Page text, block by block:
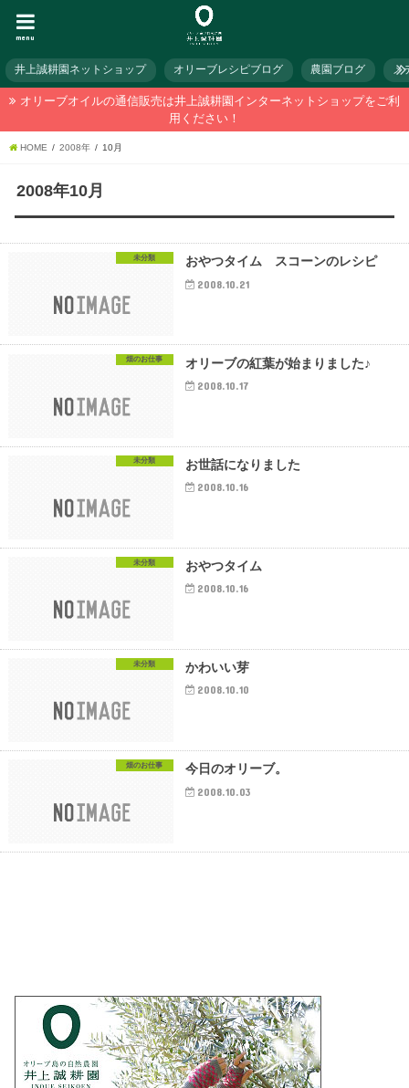
menu
井上誠耕園ネットショップ オリーブレシピブログ 農園ブログ メ
オリーブオイルの通信販売は井上誠耕園インターネットショップをご利
用ください！
HOME 2008年 10月
2008年10月
未分類 おやつタイム スコーンのレシピ
2008.10.21
畑のお仕事 オリーブの紅葉が始まりました♪
2008.10.17
未分類 お世話になりました
2008.10.16
未分類 おやつタイム
2008.10.16
未分類 かわいい芽
2008.10.10
畑のお仕事 今日のオリーブ。
2008.10.03